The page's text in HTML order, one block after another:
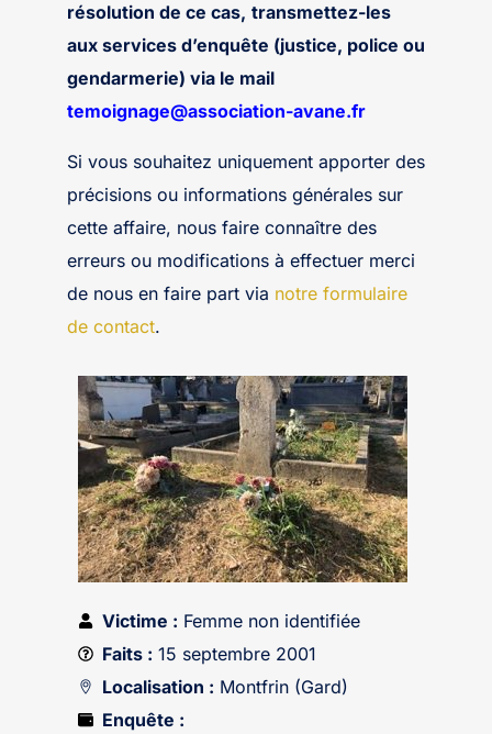
résolution de ce cas, transmettez-les
aux services d’enquête (justice, police ou
gendarmerie) via le mail
temoignage@association-avane.fr
Si vous souhaitez uniquement apporter des
précisions ou informations générales sur
cette affaire, nous faire connaître des
erreurs ou modifications à effectuer merci
de nous en faire part via notre formulaire
de contact.
Victime : Femme non identifiée
Faits : 15 septembre 2001
Localisation : Montfrin (Gard)
Enquête :